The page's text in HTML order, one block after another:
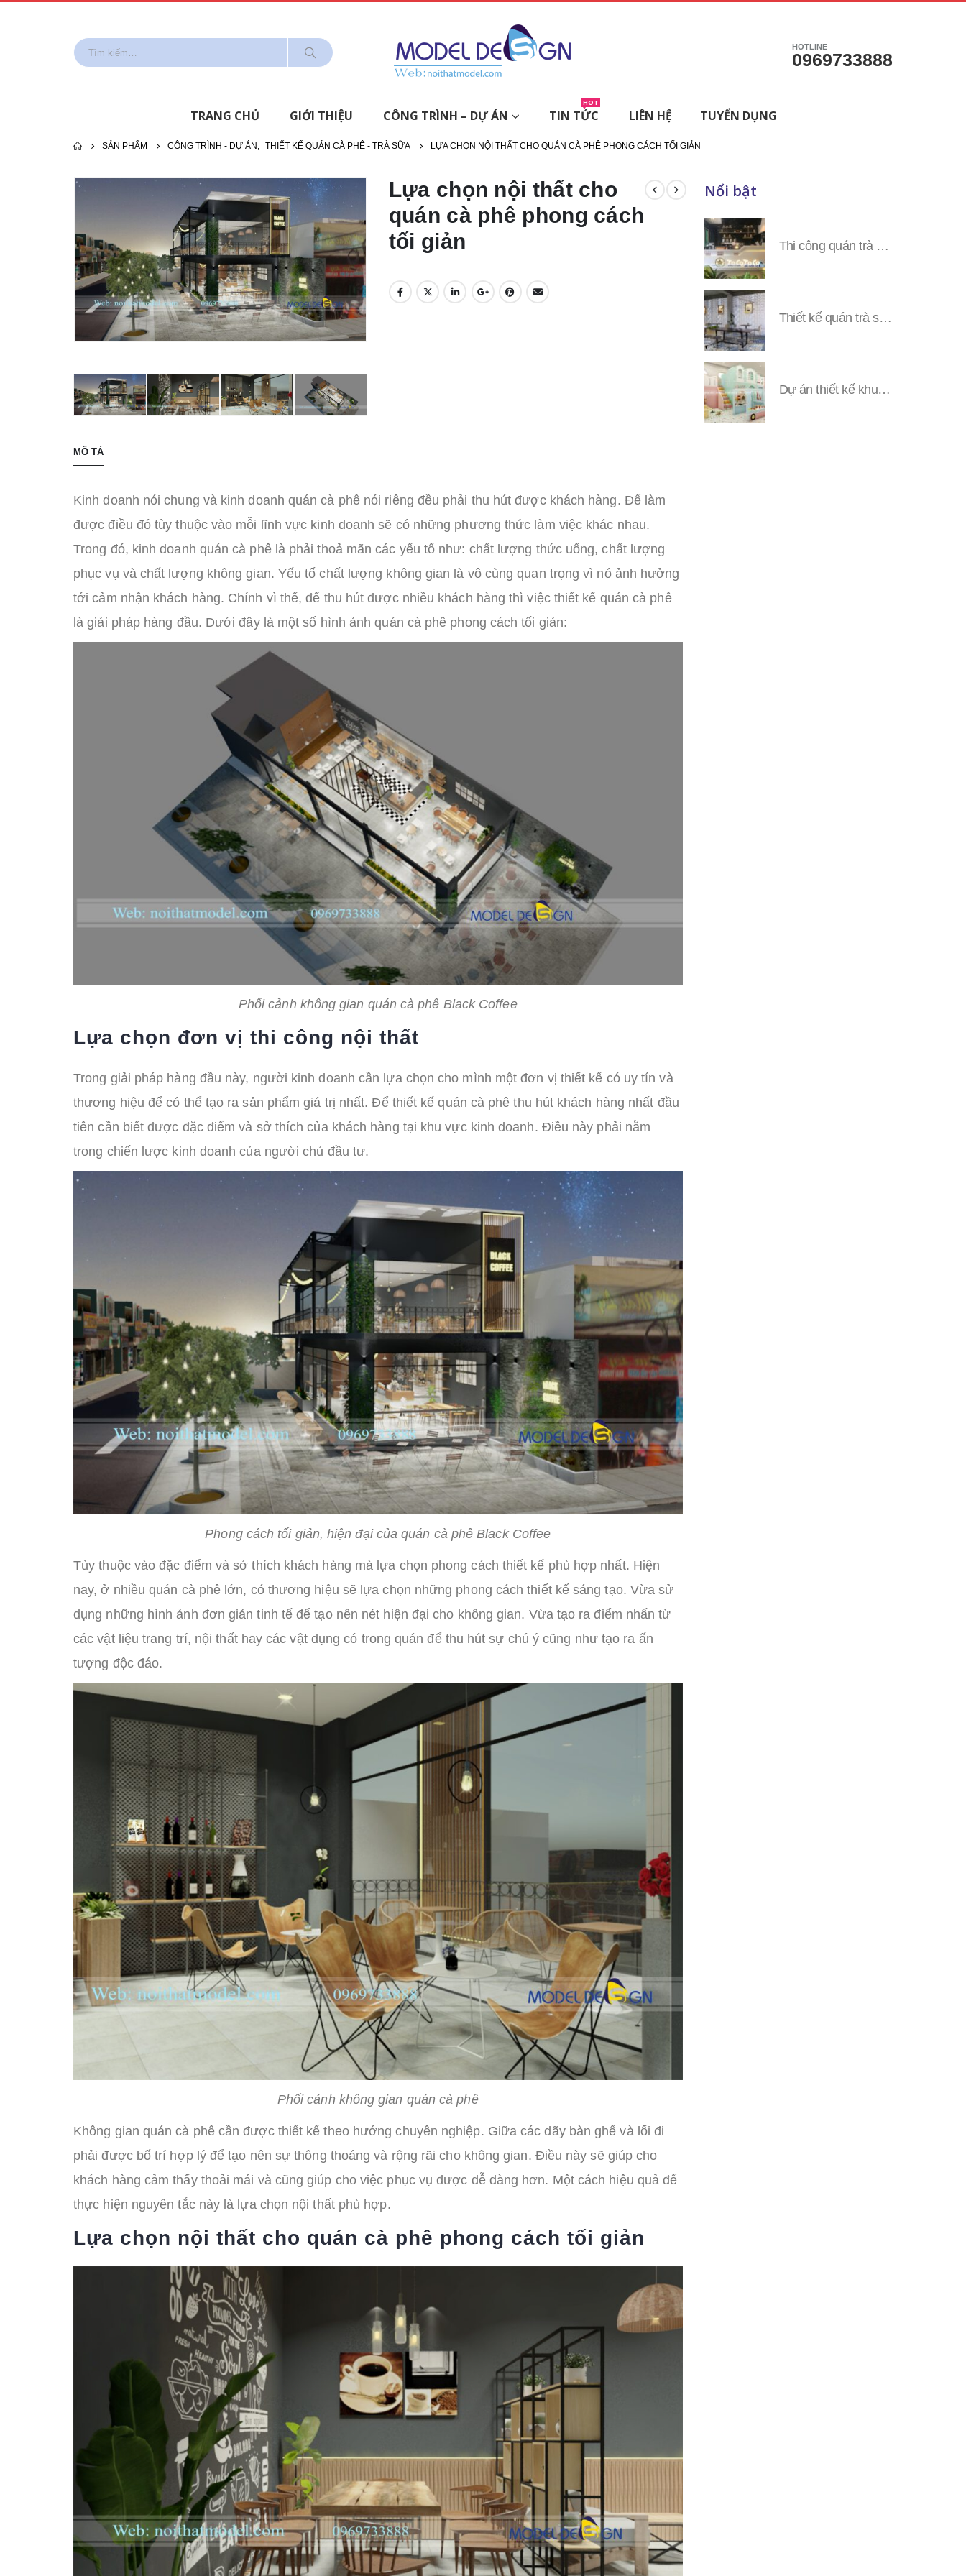
HOTLINE
0969733888
TRANG CHỦ GIỚI THIỆU CÔNG TRÌNH – DỰ ÁN TIN TỨC
HOT
LIÊN HỆ TUYỂN DỤNG
SẢN PHẨM CÔNG TRÌNH - DỰ ÁN , THIẾT KẾ QUÁN CÀ PHÊ - TRÀ SỮA LỰA CHỌN NỘI THẤT CHO QUÁN CÀ PHÊ PHONG CÁCH TỐI GIẢN
Lựa chọn nội thất cho
quán cà phê phong cách
tối giản
MÔ TẢ
Kinh doanh nói chung và kinh doanh quán cà phê nói riêng đều phải thu hút được khách hàng. Để làm
được điều đó tùy thuộc vào mỗi lĩnh vực kinh doanh sẽ có những phương thức làm việc khác nhau.
Trong đó, kinh doanh quán cà phê là phải thoả mãn các yếu tố như: chất lượng thức uống, chất lượng
phục vụ và chất lượng không gian. Yếu tố chất lượng không gian là vô cùng quan trọng vì nó ảnh hưởng
tới cảm nhận khách hàng. Chính vì thế, để thu hút được nhiều khách hàng thì việc thiết kế quán cà phê
là giải pháp hàng đầu. Dưới đây là một số hình ảnh quán cà phê phong cách tối giản:
Phối cảnh không gian quán cà phê Black Coffee
Lựa chọn đơn vị thi công nội thất
Trong giải pháp hàng đầu này, người kinh doanh cần lựa chọn cho mình một đơn vị thiết kế có uy tín và
thương hiệu để có thể tạo ra sản phẩm giá trị nhất. Để thiết kế quán cà phê thu hút khách hàng nhất đầu
tiên cần biết được đặc điểm và sở thích của khách hàng tại khu vực kinh doanh. Điều này phải nằm
trong chiến lược kinh doanh của người chủ đầu tư.
Phong cách tối giản, hiện đại của quán cà phê Black Coffee
Tùy thuộc vào đặc điểm và sở thích khách hàng mà lựa chọn phong cách thiết kế phù hợp nhất. Hiện
nay, ở nhiều quán cà phê lớn, có thương hiệu sẽ lựa chọn những phong cách thiết kế sáng tạo. Vừa sử
dụng những hình ảnh đơn giản tinh tế để tạo nên nét hiện đại cho không gian. Vừa tạo ra điểm nhấn từ
các vật liệu trang trí, nội thất hay các vật dụng có trong quán để thu hút sự chú ý cũng như tạo ra ấn
tượng độc đáo.
Phối cảnh không gian quán cà phê
Không gian quán cà phê cần được thiết kế theo hướng chuyên nghiệp. Giữa các dãy bàn ghế và lối đi
phải được bố trí hợp lý để tạo nên sự thông thoáng và rộng rãi cho không gian. Điều này sẽ giúp cho
khách hàng cảm thấy thoải mái và cũng giúp cho việc phục vụ được dễ dàng hơn. Một cách hiệu quả để
thực hiện nguyên tắc này là lựa chọn nội thất phù hợp.
Lựa chọn nội thất cho quán cà phê phong cách tối giản
Nổi bật
Thi công quán trà sữa Tocotoco các tỉnh miền Nam
Thiết kế quán trà sữa Tocotoco toàn tỉnh miền Nam
Dự án thiết kế khu vui chơi Đặng YUNI